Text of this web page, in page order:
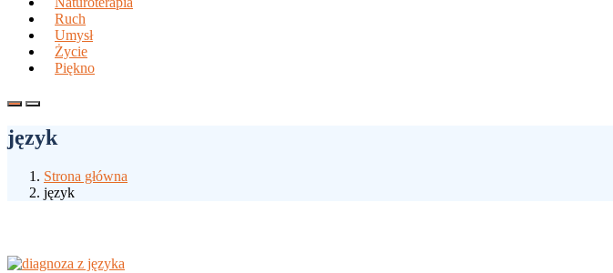
Ruch
Umysł
Życie
Piękno
język
Strona główna
język